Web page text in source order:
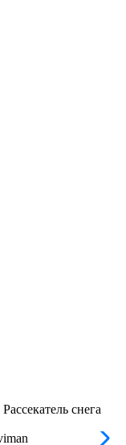
Рассекатель снега